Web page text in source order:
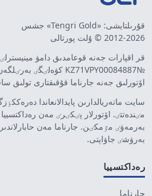
قۇرىلتايشى: «Tengri Gold» جشس
2012-2026 © ۇلت پورتالى
قر اقپارات جەنە قوعامدىق دامۋ
№KZ71VPY00084887 كۋەلٸگٸ بەرٸلگەن.
اۆتورلىق جەنە جارناما قۇقىقتارى تولىق
سايت ماتەريالدارىن پايدالانعاندا
مٸندەتتٸ. اۆتورلار پٸكٸرٸ مەن
بەرمەۋٸ مٷمكٸن. جارناما مەن
بەرۋشٸ جاۋاپتى.
رەداكتسييا
جارناما